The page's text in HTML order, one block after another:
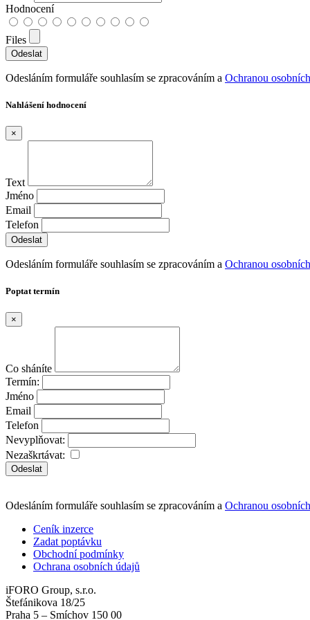
Hodnocení
Files
Odesláním formuláře souhlasím se zpracováním a Ochranou
Nahlášení hodnocení
×
Text
Jméno
Email
Telefon
Odesláním formuláře souhlasím se zpracováním a Ochranou
Poptat termín
×
Co sháníte
Termín:
Jméno
Email
Telefon
Nevyplňovat:
Nezaškrtávat:
Odeslat
Odesláním formuláře souhlasím se zpracováním a Ochranou
Ceník inzerce
Zadat poptávku
Obchodní podmínky
Ochrana osobních údajů
iFORO Group, s.r.o.
Štefánikova 18/25
Praha 5 – Smíchov 150 00